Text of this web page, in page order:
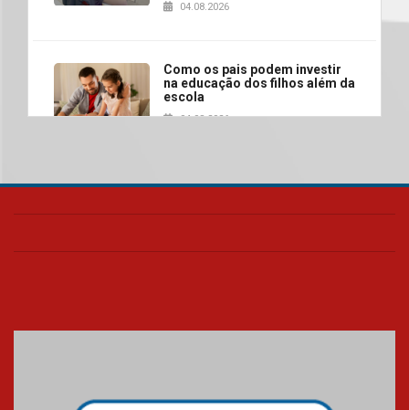
04.08.2026
Como os pais podem investir
na educação dos filhos além da
escola
04.08.2026
XIII Fórum de Aprendizagem
docentes para debater